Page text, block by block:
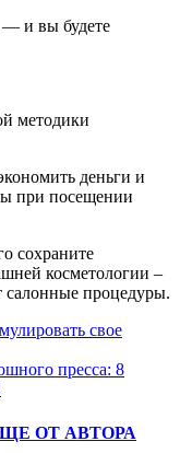
— и вы будете
деньги и
при посещении
сохраните
косметологии –
салонные процедуры.
свое
пресса: 8
ОТ АВТОРА